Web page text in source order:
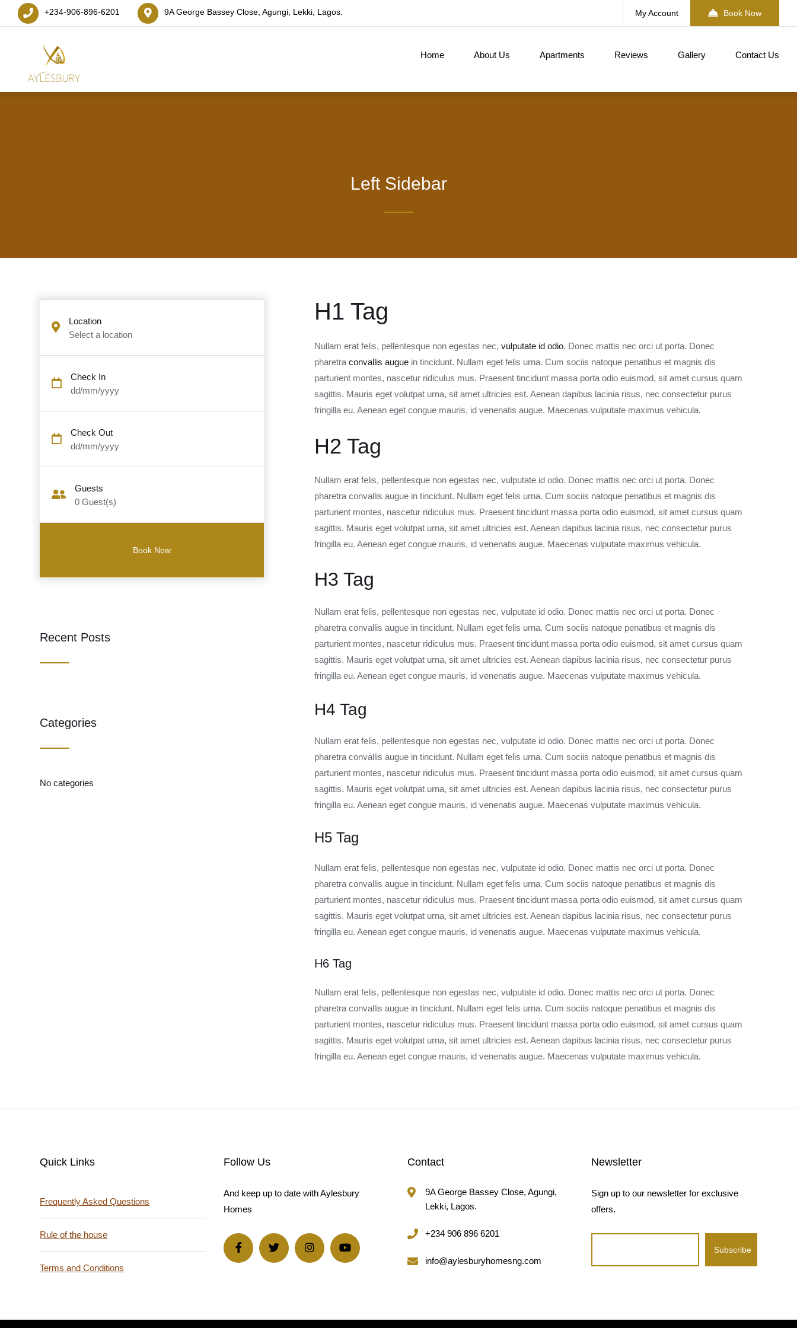
+234-906-896-6201 9A George Bassey Close, Agungi, Lekki, Lagos. My Account Book Now
Home About Us Apartments Reviews Gallery Contact Us
Left Sidebar
H1 Tag
Nullam erat felis, pellentesque non egestas nec, vulputate id odio. Donec mattis nec orci ut porta. Donec
pharetra convallis auguein tincidunt. Nullam eget felis urna. Cum sociis natoque penatibus et magnis dis
parturient montes, nascetur ridiculus mus. Praesent tincidunt massa porta odio euismod, sit amet cursus quam
sagittis. Mauris eget volutpat urna, sit amet ultricies est. Aenean dapibus lacinia risus, nec consectetur purus
fringilla eu. Aenean eget congue mauris, id venenatis augue. Maecenas vulputate maximus vehicula.
H2 Tag
Nullam erat felis, pellentesque non egestas nec, vulputate id odio. Donec mattis nec orci ut porta. Donec
pharetra convallis augue in tincidunt. Nullam eget felis urna. Cum sociis natoque penatibus et magnis dis
parturient montes, nascetur ridiculus mus. Praesent tincidunt massa porta odio euismod, sit amet cursus quam
sagittis. Mauris eget volutpat urna, sit amet ultricies est. Aenean dapibus lacinia risus, nec consectetur purus
fringilla eu. Aenean eget congue mauris, id venenatis augue. Maecenas vulputate maximus vehicula.
H3 Tag
Nullam erat felis, pellentesque non egestas nec, vulputate id odio. Donec mattis nec orci ut porta. Donec
pharetra convallis augue in tincidunt. Nullam eget felis urna. Cum sociis natoque penatibus et magnis dis
parturient montes, nascetur ridiculus mus. Praesent tincidunt massa porta odio euismod, sit amet cursus quam
sagittis. Mauris eget volutpat urna, sit amet ultricies est. Aenean dapibus lacinia risus, nec consectetur purus
fringilla eu. Aenean eget congue mauris, id venenatis augue. Maecenas vulputate maximus vehicula.
H4 Tag
Nullam erat felis, pellentesque non egestas nec, vulputate id odio. Donec mattis nec orci ut porta. Donec
pharetra convallis augue in tincidunt. Nullam eget felis urna. Cum sociis natoque penatibus et magnis dis
parturient montes, nascetur ridiculus mus. Praesent tincidunt massa porta odio euismod, sit amet cursus quam
sagittis. Mauris eget volutpat urna, sit amet ultricies est. Aenean dapibus lacinia risus, nec consectetur purus
fringilla eu. Aenean eget congue mauris, id venenatis augue. Maecenas vulputate maximus vehicula.
H5 Tag
Nullam erat felis, pellentesque non egestas nec, vulputate id odio. Donec mattis nec orci ut porta. Donec
pharetra convallis augue in tincidunt. Nullam eget felis urna. Cum sociis natoque penatibus et magnis dis
parturient montes, nascetur ridiculus mus. Praesent tincidunt massa porta odio euismod, sit amet cursus quam
sagittis. Mauris eget volutpat urna, sit amet ultricies est. Aenean dapibus lacinia risus, nec consectetur purus
fringilla eu. Aenean eget congue mauris, id venenatis augue. Maecenas vulputate maximus vehicula.
H6 Tag
Nullam erat felis, pellentesque non egestas nec, vulputate id odio. Donec mattis nec orci ut porta. Donec
pharetra convallis augue in tincidunt. Nullam eget felis urna. Cum sociis natoque penatibus et magnis dis
parturient montes, nascetur ridiculus mus. Praesent tincidunt massa porta odio euismod, sit amet cursus quam
sagittis. Mauris eget volutpat urna, sit amet ultricies est. Aenean dapibus lacinia risus, nec consectetur purus
fringilla eu. Aenean eget congue mauris, id venenatis augue. Maecenas vulputate maximus vehicula.
Location
Select a location
Check In
dd/mm/yyyy
Check Out
dd/mm/yyyy
Guests
0 Guest(s)
Recent Posts
Categories
No categories
Quick Links
Frequently Asked Questions
Rule of the house
Terms and Conditions
Follow Us
And keep up to date with Aylesbury
Homes
Contact
9A George Bassey Close, Agungi,
Lekki, Lagos.
+234 906 896 6201
info@aylesburyhomesng.com
Newsletter
Sign up to our newsletter for exclusive
offers.